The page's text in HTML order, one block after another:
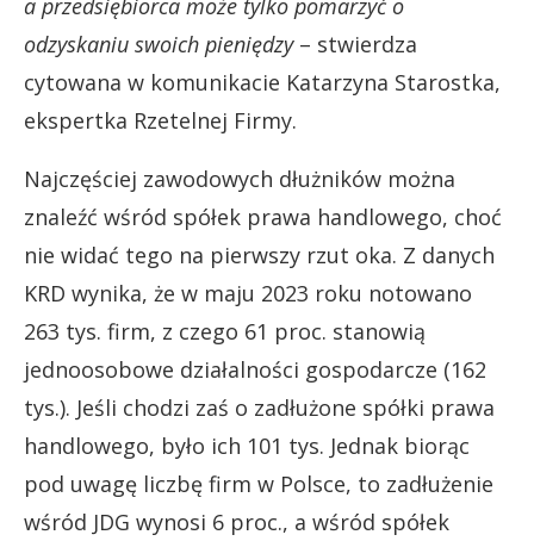
odzyskaniu swoich pieniędzy– stwierdza
cytowana w komunikacie Katarzyna Starostka,
ekspertka Rzetelnej Firmy.
Najczęściej zawodowych dłużników można
znaleźć wśród spółek prawa handlowego, choć
nie widać tego na pierwszy rzut oka. Z danych
KRD wynika, że w maju 2023 roku notowano
263 tys. firm, z czego 61 proc. stanowią
jednoosobowe działalności gospodarcze (162
tys.). Jeśli chodzi zaś o zadłużone spółki prawa
handlowego, było ich 101 tys. Jednak biorąc
pod uwagę liczbę firm w Polsce, to zadłużenie
wśród JDG wynosi 6 proc., a wśród spółek